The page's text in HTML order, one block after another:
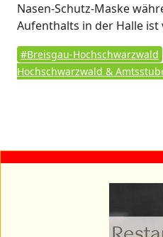
Nasen-Schutz-Maske
Aufenthalts in der Halle
#Breisgau-Hochschwarzwald
Hochschwarzwald &